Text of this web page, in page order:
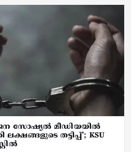
സോഷ്യൽ മീഡിയയിൽ
തട്ടിപ്പ്’; KSU